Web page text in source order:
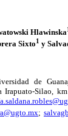
Hlawinska
Sixto1 y
de
Silao,
;